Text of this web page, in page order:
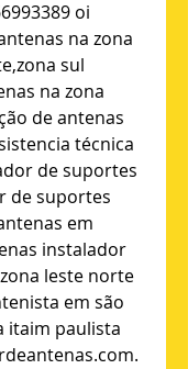
oi
na zona
sul
na zona
de antenas
técnica
de suportes
de suportes
em
instalador
leste norte
em são
itaim paulista